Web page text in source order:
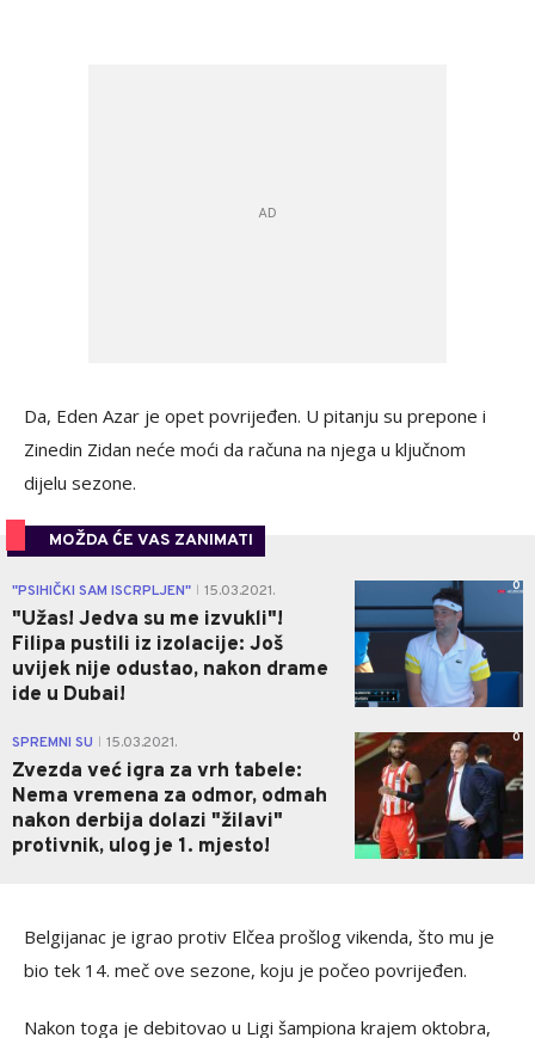
Da, Eden Azar je opet povrijeđen. U pitanju su prepone i
Zinedin Zidan neće moći da računa na njega u ključnom
dijelu sezone.
MOŽDA ĆE VAS ZANIMATI
"PSIHIČKI SAM ISCRPLJEN" 15.03.2021.
"Užas! Jedva su me izvukli"!
Filipa pustili iz izolacije: Još
uvijek nije odustao, nakon drame
ide u Dubai!
0
SPREMNI SU 15.03.2021.
Zvezda već igra za vrh tabele:
Nema vremena za odmor, odmah
nakon derbija dolazi "žilavi"
protivnik, ulog je 1. mjesto!
0
Belgijanac je igrao protiv Elčea prošlog vikenda, što mu je
bio tek 14. meč ove sezone, koju je počeo povrijeđen.
Nakon toga je debitovao u Ligi šampiona krajem oktobra,